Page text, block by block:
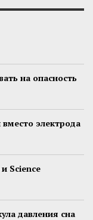
на опасность
электрода
Science
давления сна